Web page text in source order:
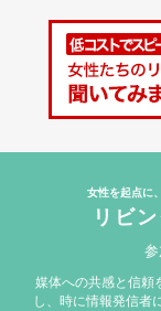
女性を起点に
リビ
媒体への共感と信頼
し、時に情報発信者